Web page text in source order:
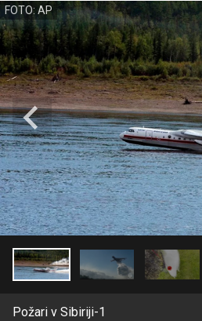
FOTO: AP
Požari v Sibiriji-1